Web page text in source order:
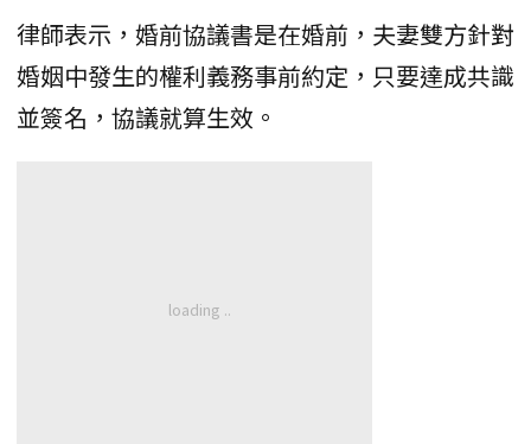
律師表示，婚前協議書是在婚前，夫妻雙方針對
婚姻中發生的權利義務事前約定，只要達成共識
並簽名，協議就算生效。